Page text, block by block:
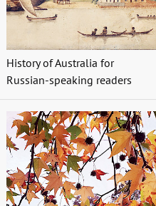
History of Australia for
Russian-speaking readers